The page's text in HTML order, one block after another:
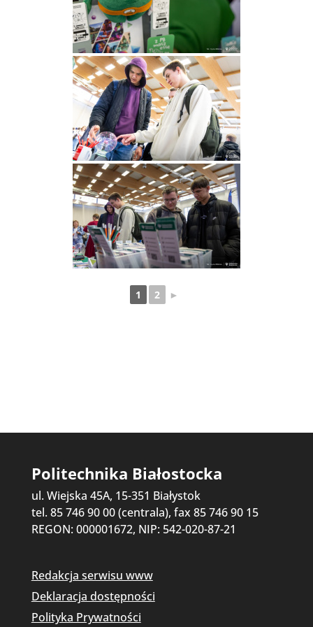
1 2 ►
Politechnika Białostocka
ul. Wiejska 45A, 15-351 Białystok
tel. 85 746 90 00 (centrala), fax 85 746 90 15
REGON: 000001672, NIP: 542-020-87-21
Redakcja serwisu www
Deklaracja dostępności
Polityka Prywatności